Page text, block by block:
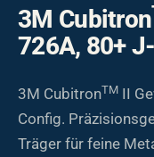
3M Cubitron
726A, 80+
3M CubitronTM II
Config.
Träger für feine